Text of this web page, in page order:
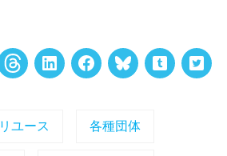
リユース 各種団体